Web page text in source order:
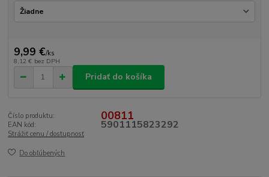
9,99 €/ks
8,12 € bez DPH
Pridať do košíka
Číslo produktu: 00811
EAN kód: 5901115823292
Strážiť cenu / dostupnosť
Do obľúbených